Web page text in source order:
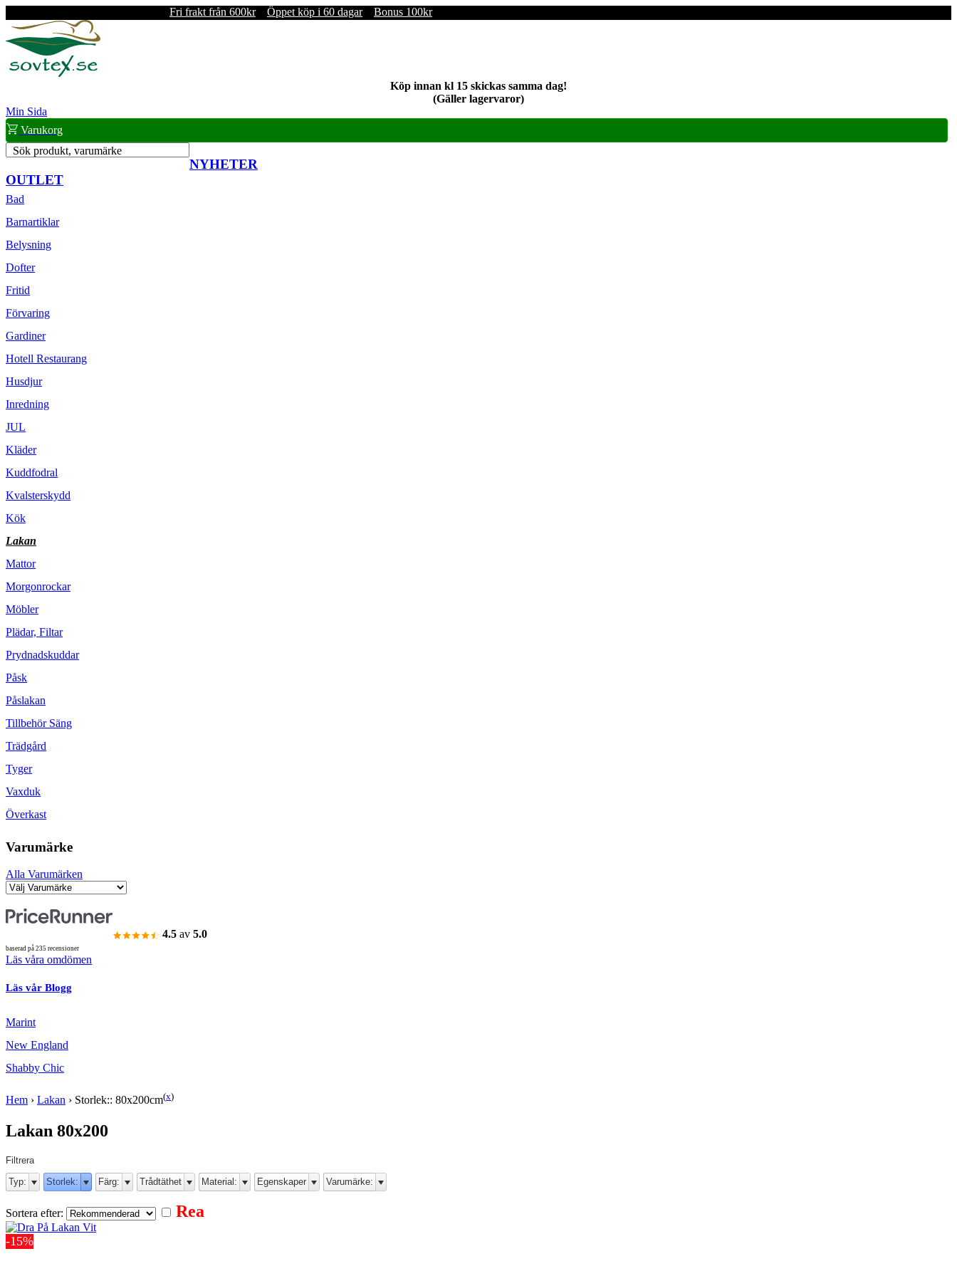
Fri frakt från 600kr Öppet köp i 60 dagar Bonus 100kr
Köp innan kl 15 skickas samma dag!
(Gäller lagervaror)
Min Sida
Varukorg
Sök produkt, varumärke
NYHETER
OUTLET
Bad
Barnartiklar
Belysning
Dofter
Fritid
Förvaring
Gardiner
Hotell Restaurang
Husdjur
Inredning
JUL
Kläder
Kuddfodral
Kvalsterskydd
Kök
Lakan
Mattor
Morgonrockar
Möbler
Plädar, Filtar
Prydnadskuddar
Påsk
Påslakan
Tillbehör Säng
Trädgård
Tyger
Vaxduk
Överkast
Varumärke
Alla Varumärken
4.5 av 5.0
baserad på 235 recensioner
Läs våra omdömen
Läs vår Blogg
Marint
New England
Shabby Chic
Hem › Lakan › Storlek:: 80x200cm(x)
Lakan 80x200
Filtrera
Typ:
Storlek: Färg: Trådtäthet Material: Egenskaper Varumärke:
Sortera efter: Rea
-15%